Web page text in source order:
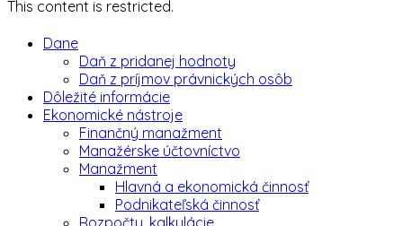
This content is restricted.
Dane
Daň z pridanej hodnoty
Daň z príjmov právnických osôb
Dôležité informácie
Ekonomické nástroje
Finančný manažment
Manažérske účtovníctvo
Manažment
Hlavná a ekonomická činnosť
Podnikateľská činnosť
Rozpočty, kalkulácie